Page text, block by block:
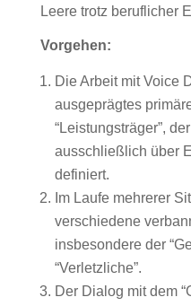
Leere trotz beruflicher
Vorgehen:
Die Arbeit mit Voice
ausgeprägtes
“Leistungsträger”,
ausschließlich über
definiert.
Im Laufe mehrerer
verschiedene
insbesondere der
“Verletzliche”.
Der Dialog mit dem